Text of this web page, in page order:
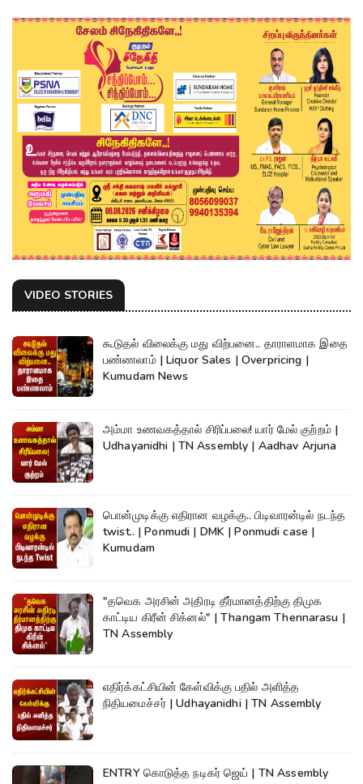
VIDEO STORIES
கூடுதல் விலைக்கு மது விற்பனை.. தாராளமாக இதை
பண்ணலாம் | Liquor Sales | Overpricing |
Kumudam News
அம்மா உணவகத்தால் சிரிப்பலை! யார் மேல் குற்றம் |
Udhayanidhi | TN Assembly | Aadhav Arjuna
பொன்முடிக்கு எதிரான வழக்கு.. பிடிவாரன்டில் நடந்த
twist.. | Ponmudi | DMK | Ponmudi case |
Kumudam
"தவெக அரசின் அதிரடி தீர்மானத்திற்கு திமுக
காட்டிய கிரீன் சிக்னல்" | Thangam Thennarasu |
TN Assembly
எதிர்க்கட்சியின் கேள்விக்கு பதில் அளித்த
நிதியமைச்சர் | Udhayanidhi | TN Assembly
ENTRY கொடுத்த நடிகர் ஜெய் | TN Assembly